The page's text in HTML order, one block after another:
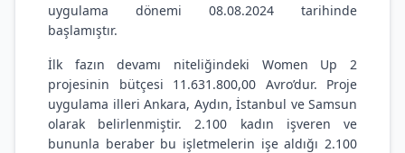
uygulama dönemi 08.08.2024 tarihinde
başlamıştır.
İlk fazın devamı niteliğindeki Women Up 2
projesinin bütçesi 11.631.800,00 Avro’dur. Proje
uygulama illeri Ankara, Aydın, İstanbul ve Samsun
olarak belirlenmiştir. 2.100 kadın işveren ve
bununla beraber bu işletmelerin işe aldığı 2.100